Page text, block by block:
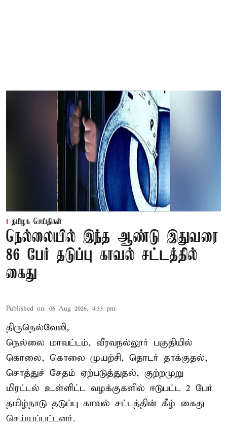
தமிழக செய்திகள்
நெல்லையில் இந்த ஆண்டு இதுவரை
86 பேர் தடுப்பு காவல் சட்டத்தில்
கைது
Published on: 06 Aug 2026, 4:33 pm
திருநெல்வேலி,
நெல்லை மாவட்டம், வீரவநல்லூர் பகுதியில்
கொலை, கொலை முயற்சி, தொடர் தாக்குதல்,
சொத்துச் சேதம் ஏற்படுத்துதல், குற்றமுறு
மிரட்டல் உள்ளிட்ட வழக்குகளில் ஈடுபட்ட 2 பேர்
தமிழ்நாடு தடுப்பு காவல் சட்டத்தின் கீழ் கைது
செய்யப்பட்டனர்.